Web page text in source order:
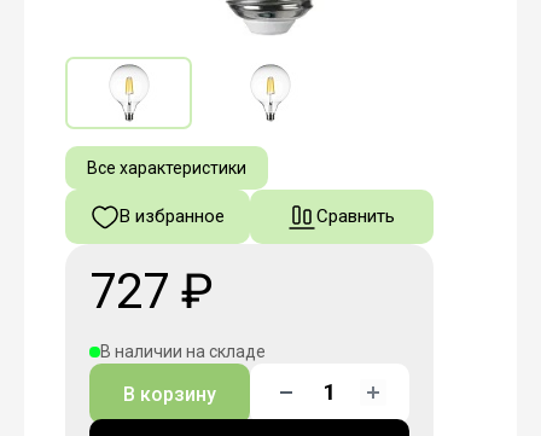
Все характеристики
В избранное Сравнить
727 ₽
В наличии на складе
В корзину